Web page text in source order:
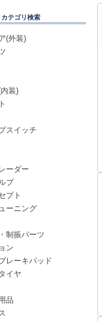
カテゴリ検索
(外装)
装)
スイッチ
ーダー
ブ
プト
ーニング
制振パーツ
ン
レーキパッド
イヤ
品